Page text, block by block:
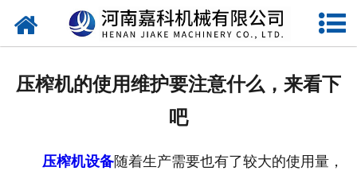
网站首页
压榨机的使用维护要注意什么，来看下
吧
压榨机设备随着生产需要也有了较大的使用量，